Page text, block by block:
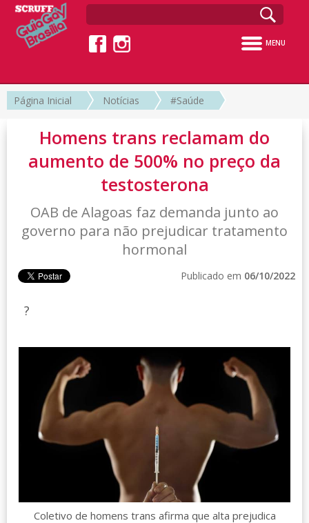
MENU
Página Inicial Notícias #Saúde
Homens trans reclamam do
aumento de 500% no preço da
testosterona
OAB de Alagoas faz demanda junto ao
governo para não prejudicar tratamento
hormonal
Publicado em 06/10/2022
?
Coletivo de homens trans afirma que alta prejudica